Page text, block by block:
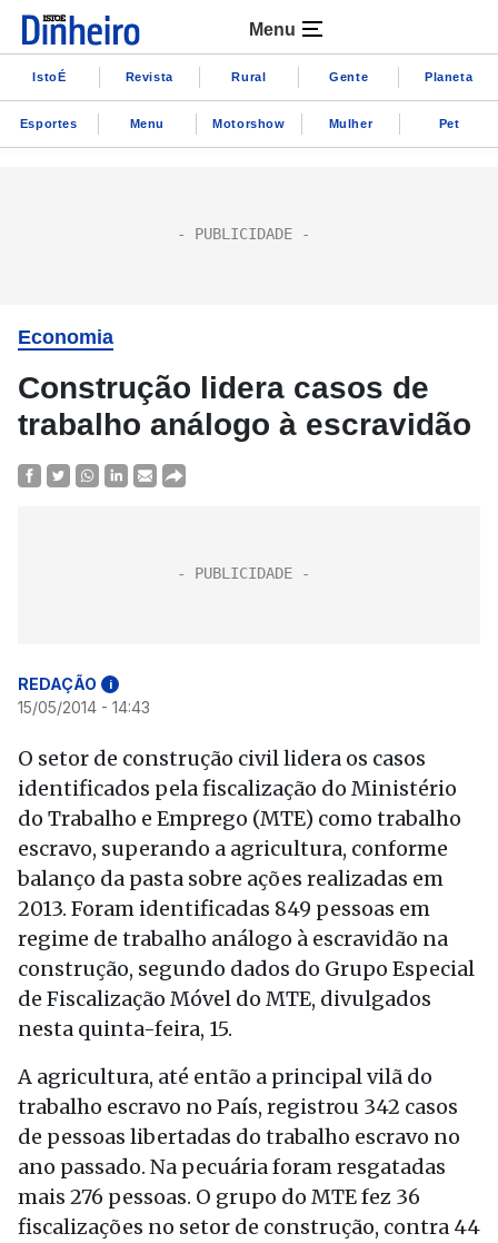
Menu
IstoÉ Revista Rural Gente Planeta
Esportes Menu Motorshow Mulher Pet
Economia
Construção lidera casos de
trabalho análogo à escravidão
REDAÇÃO i
15/05/2014 - 14:43
O setor de construção civil lidera os casos
identificados pela fiscalização do Ministério
do Trabalho e Emprego (MTE) como trabalho
escravo, superando a agricultura, conforme
balanço da pasta sobre ações realizadas em
2013. Foram identificadas 849 pessoas em
regime de trabalho análogo à escravidão na
construção, segundo dados do Grupo Especial
de Fiscalização Móvel do MTE, divulgados
nesta quinta-feira, 15.
A agricultura, até então a principal vilã do
trabalho escravo no País, registrou 342 casos
de pessoas libertadas do trabalho escravo no
ano passado. Na pecuária foram resgatadas
mais 276 pessoas. O grupo do MTE fez 36
fiscalizações no setor de construção, contra 44